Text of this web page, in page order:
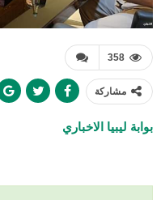
358
مشاركة
بوابة ليبيا الاخباري